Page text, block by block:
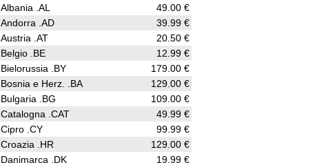
Albania .AL
49.00 €
Andorra .AD
39.99 €
Austria .AT
20.50 €
Belgio .BE
12.99 €
Bielorussia .BY
179.00 €
Bosnia e Herz. .BA
129.00 €
Bulgaria .BG
109.00 €
Catalogna .CAT
49.99 €
Cipro .CY
99.99 €
Croazia .HR
129.00 €
Danimarca .DK
19.99 €